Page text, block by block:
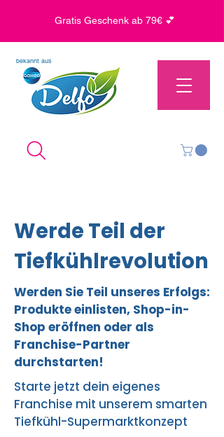
Gratis Geschenk ab 79€ 💕
bekannt aus
Werde Teil der
Tiefkühlrevolution
Werden Sie Teil unseres Erfolgs:
Produkte einlisten, Shop-in-
Shop eröffnen oder als
Franchise-Partner
durchstarten!
Starte jetzt dein eigenes
Franchise mit unserem smarten
Tiefkühl-Supermarktkonzept